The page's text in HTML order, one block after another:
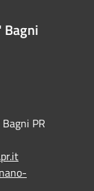
Bagni
PR